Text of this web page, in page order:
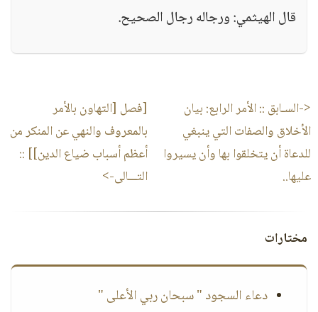
قال الهيثمي: ورجاله رجال الصحيح.
<-السـابق ::الأمر الرابع: بيان
الأخلاق والصفات التي ينبغي
للدعاة أن يتخلقوا بها وأن يسيروا
عليها..
[فصل [التهاون بالأمر
بالمعروف والنهي عن المنكر من
أعظم أسباب ضياع الدين]] ::
التـــالى->
مختارات
دعاء السجود " سبحان ربي الأعلى "